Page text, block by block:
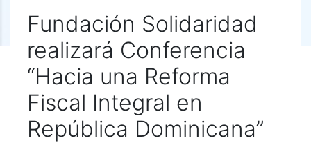
Fundación Solidaridad
realizará Conferencia
“Hacia una Reforma
Fiscal Integral en
República Dominicana”